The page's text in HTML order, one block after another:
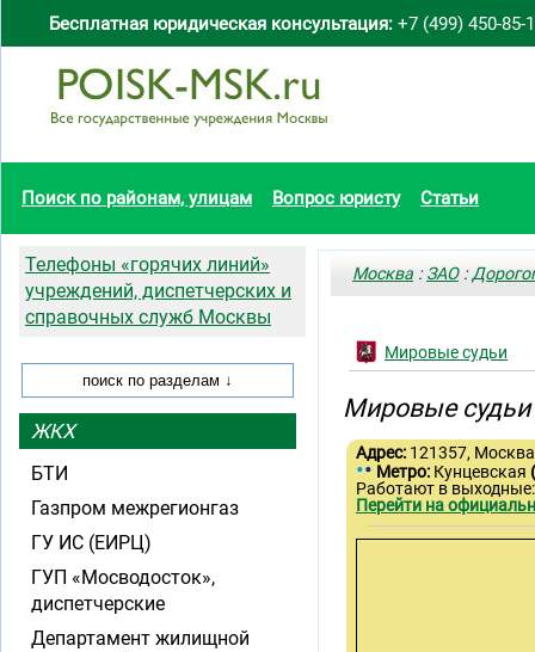
Бесплатная юридическая консультация: +7 (499) 450-85-
Поиск по районам, улицам Вопрос юристу Статьи
Москва :ЗАО:
Мировые судьи
Мировые судьи
Адрес: 121357,
•• Метро: Кунцевская
Работают в
Перейти на
Телефоны «горячих линий»
учреждений, диспетчерских и
справочных служб Москвы
ЖКХ
БТИ
Газпром межрегионгаз
ГУ ИС (ЕИРЦ)
ГУП «Мосводосток»,
диспетчерские
Департамент жилищной